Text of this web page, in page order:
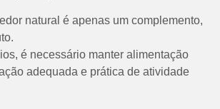
natural é apenas um complemento,
é necessário manter alimentação
adequada e prática de atividade